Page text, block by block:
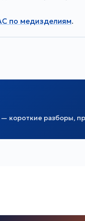
по медизделиям.
короткие разборы,